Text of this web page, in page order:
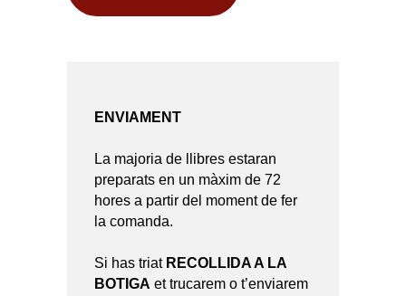
ENVIAMENT
La majoria de llibres estaran
preparats en un màxim de 72
hores a partir del moment de fer
la comanda.
Si has triat RECOLLIDA A LA
BOTIGA et trucarem o t’enviarem